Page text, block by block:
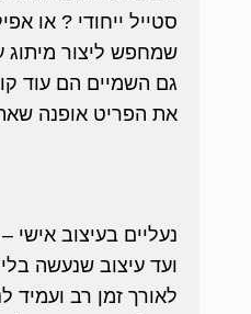
סטייל ייחודי ? או
שמחפש ליצור מיתוג
גם השמיים הם עוד
את הפריט אופנה
נעליים בעיצוב אישי
ועד עיצוב שנעשה
לאורך זמן רב ועמיד